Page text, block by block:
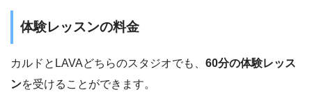
体験レッスンの料金
カルドとLAVAどちらのスタジオでも、 60分の体験レッス
ンを受けることができます。